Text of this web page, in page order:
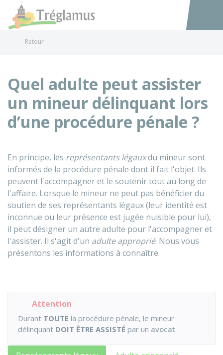
Accéder
Retour
Quel adulte peut assister
un mineur délinquant lors
d’une procédure pénale ?
En principe, les représentants légauxdu mineur sont
informés de la procédure pénale dont il fait l'objet. Ils
peuvent l'accompagner et le soutenir tout au long de
l'affaire. Lorsque le mineur ne peut pas bénéficier du
soutien de ses représentants légaux (leur identité est
inconnue ou leur présence est jugée nuisible pour lui),
il peut désigner un autre adulte pour l'accompagner et
l'assister. Il s'agit d'un adulte approprié. Nous vous
présentons les informations à connaître.
Attention
Durant TOUTE la procédure pénale, le mineur
délinquant DOIT ÊTRE ASSISTÉ par un avocat.